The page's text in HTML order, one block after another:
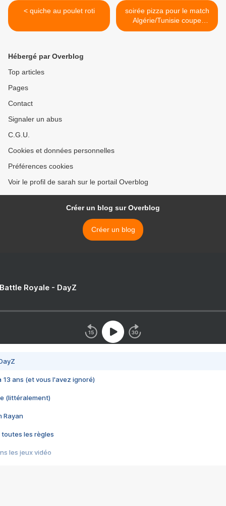
< quiche au poulet roti
soirée pizza pour le match
Algérie/Tunisie coupe
d'Afrique des Nations!!!! >
Hébergé par Overblog
Top articles
Pages
Contact
Signaler un abus
C.G.U.
Cookies et données personnelles
Préférences cookies
Voir le profil de sarah sur le portail Overblog
Créer un blog sur Overblog
Créer un blog
Royale - DayZ
13 ans (et vous l'avez ignoré)
(littéralement)
Rayan
toutes les règles
les jeux vidéo